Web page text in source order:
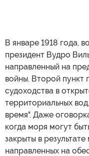
В январе 1918 года,
президент Вудро
направленный на
войны. Второй пункт
судоходства в
территориальных
время". Даже
когда моря могут
закрыты в
направленных на